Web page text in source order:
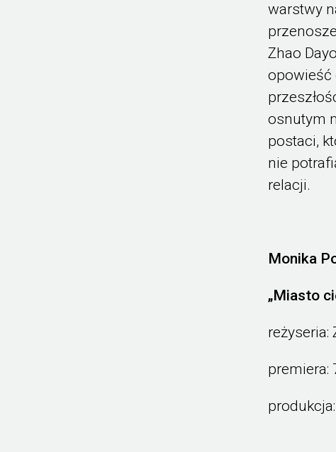
warstwy
Zhao
opowieść
osnutym
postaci,
nie
relacji.
Monika
„Miasto
reżyseria:
premiera: